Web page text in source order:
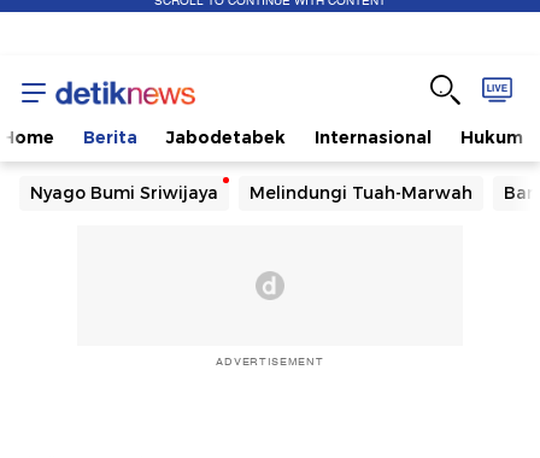
Home Berita Jabodetabek Internasional Hukum
Nyago Bumi Sriwijaya Melindungi Tuah-Marwah
ADVERTISEMENT